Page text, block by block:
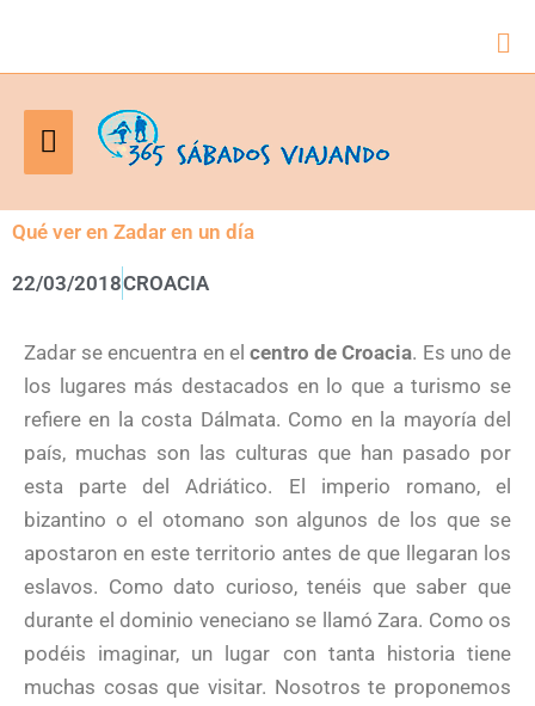
Menú
principal
Qué ver en Zadar en un día
22/03/2018CROACIA
Zadar se encuentra en el centro de Croacia. Es uno de
los lugares más destacados en lo que a turismo se
refiere en la costa Dálmata. Como en la mayoría del
país, muchas son las culturas que han pasado por
esta parte del Adriático. El imperio romano, el
bizantino o el otomano son algunos de los que se
apostaron en este territorio antes de que llegaran los
eslavos. Como dato curioso, tenéis que saber que
durante el dominio veneciano se llamó Zara. Como os
podéis imaginar, un lugar con tanta historia tiene
muchas cosas que visitar. Nosotros te proponemos